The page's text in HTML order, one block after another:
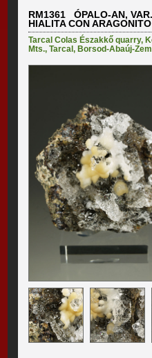
RM1361 ÓPALO-AN, VAR.
HIALITA CON ARAGONITO
Tarcal Colas Északkő quarry,
Mts.,Tarcal,Borsod-Abaúj-